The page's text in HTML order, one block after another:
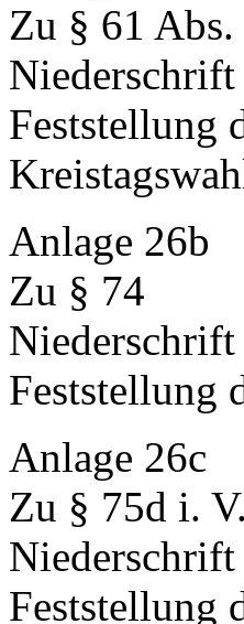
Zu § 61 Abs.
Niederschrift
Feststellung
Anlage 26b
Zu § 74
Niederschrift
Feststellung
Anlage 26c
Zu § 75d i.
Niederschrift
Feststellung